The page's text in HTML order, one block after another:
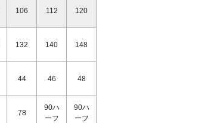
106 112 120
132 140 148
44 46 48
78
90ハ
ーフ
90ハ
ーフ